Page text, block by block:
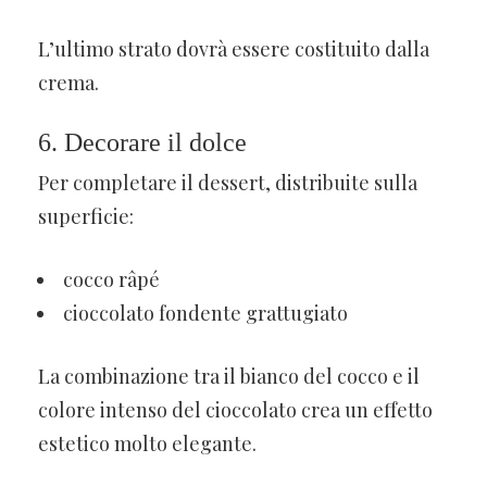
L’ultimo strato dovrà essere costituito dalla
crema.
6. Decorare il dolce
Per completare il dessert, distribuite sulla
superficie:
cocco râpé
cioccolato fondente grattugiato
La combinazione tra il bianco del cocco e il
colore intenso del cioccolato crea un effetto
estetico molto elegante.